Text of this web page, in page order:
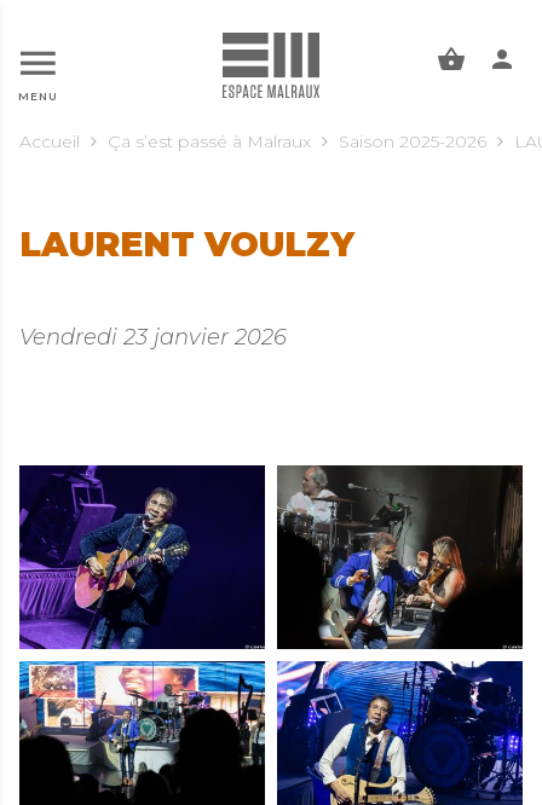
MENU
Accueil Ça s’est passé à Malraux Saison 2025-2026
LAURENT VOULZY
Vendredi 23 janvier 2026